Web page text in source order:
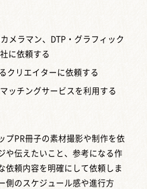
メラマン、DTP・グラフィック
に依頼する
クリエイターに依頼する
ッチングサービスを利用する
プPR冊子の素材撮影や制作を依
や伝えたいこと、参考になる作
依頼内容を明確にして依頼しま
側のスケジュール感や進行方